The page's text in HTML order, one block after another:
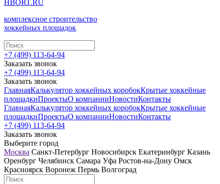
HBORT.RU
комплексное строительство
хоккейных площадок
+7 (499) 113-64-94
Заказать звонок
+7 (499) 113-64-94
Заказать звонок
ГлавнаяКалькулятор хоккейных коробокКрытые хоккейные
площадкиПроектыО компанииНовостиКонтакты
ГлавнаяКалькулятор хоккейных коробокКрытые хоккейные
площадкиПроектыО компанииНовостиКонтакты
+7 (499) 113-64-94
Заказать звонок
Выберите город
Москва Санкт-Петербург Новосибирск Екатеринбург Казань
Оренбург Челябинск Самара Уфа Ростов-на-Дону Омск
Красноярск Воронеж Пермь Волгоград